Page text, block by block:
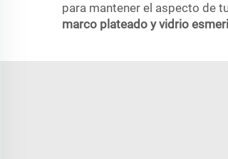
para mantener el aspecto de
marco plateado y vidrio